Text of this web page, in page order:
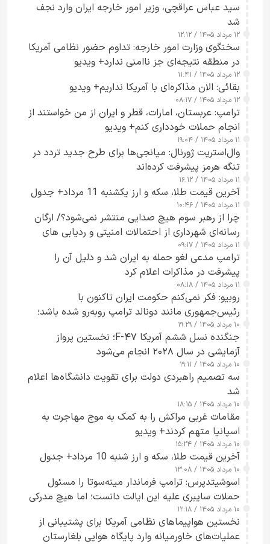
سید عباس عراقچی، وزیر امور خارجه ایران وارد نجف
شد
۱۲ مرداد ۱۴۰۵ / ۱۲:۱۲
سخنگوی وزارت امور خارجه: تداوم حضور نظامی آمریکا
در منطقه نتیجه‌ای جز ناامنی ندارد+ ویدیو
۱۲ مرداد ۱۴۰۵ / ۱۱:۴۱
بقائی: الان مذاکره‌ای با آمریکا نداریم+ ویدیو
۱۲ مرداد ۱۴۰۵ / ۰۸:۱۷
ترامپ: عربستان، امارات، قطر و ایران از من خواستند از
انجام حملات خودداری کنم+ ویدیو
۱۱ مرداد ۱۴۰۵ / ۱۹:۰۴
وال‌استریت ژورنال: میانجی‌ها برای طرح جدید تردد در
تنگه هرمز پیشرفت کرده‌اند
۱۱ مرداد ۱۴۰۵ / ۱۶:۱۲
آخرین قیمت طلا، سکه و ارز یکشنبه 11 مرداد+ جدول
۱۱ مرداد ۱۴۰۵ / ۱۰:۴۶
چرا از رهبر سوم هیچ صدایی منتشر نمی‌شود؟/ ارگان
رسانه‌ای شهرداری از احتمالات امنیتی و ردیابی های
جاسوسی گفت
۱۱ مرداد ۱۴۰۵ / ۰۹:۱۷
ترامپ مدعی لغو حمله به ایران شد و دلیل آن را
پیشرفت در مذاکرات اعلام کرد
۱۱ مرداد ۱۴۰۵ / ۰۸:۱۸
روبیو: فکر نمی‌کنم حکومت ایران تاکنون با
رئیس‌جمهوری مانند دونالد ترامپ روبه‌رو شده باشد؛
کسی که واقعاً دست به اقدام می‌زند
۱۰ مرداد ۱۴۰۵ / ۱۹:۲۹
جنگنده نسل ششم آمریکا F-۴۷؛ نخستین پرواز
آزمایشی در سال ۲۰۲۸ انجام می‌شود
۱۰ مرداد ۱۴۰۵ / ۱۹:۱۱
سه تصمیم راهبردی دولت برای تقویت دانشگاه‌ها اعلام
شد
۱۰ مرداد ۱۴۰۵ / ۱۸:۱۵
مقامات غربی مراکش را به کمک به موج مهاجرت به
اسپانیا متهم کردند+ ویدیو
۱۰ مرداد ۱۴۰۵ / ۱۵:۲۴
آخرین قیمت طلا، سکه و ارز شنبه 10 مرداد+ جدول
۱۰ مرداد ۱۴۰۵ / ۱۳:۰۸
اسوشیتدپرس: ترامپ فرماندار مینه‌سوتا را مسئول
حملات سایبری علیه این ایالت دانست؛ اما هیچ مدرکی
ارائه نکرد
۱۰ مرداد ۱۴۰۵ / ۱۲:۱۸
نخستین هواپیماهای نظامی آمریکا برای پشتیبانی از
عملیات‌های خاورمیانه وارد پایگاه هوایی بلغارستان